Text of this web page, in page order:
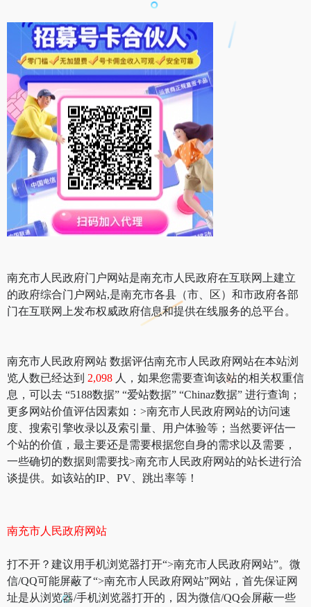
南充市人民政府门户网站是南充市人民政府在互联网上建立
的政府综合门户网站,是南充市各县（市、区）和市政府各部
门在互联网上发布权威政府信息和提供在线服务的总平台。
南充市人民政府网站 数据评估南充市人民政府网站在本站浏
览人数已经达到 2,098 人，如果您需要查询该站的相关权重信
息，可以去 “5188数据” “爱站数据” “Chinaz数据” 进行查询；
更多网站价值评估因素如：>南充市人民政府网站的访问速
度、搜索引擎收录以及索引量、用户体验等；当然要评估一
个站的价值，最主要还是需要根据您自身的需求以及需要，
一些确切的数据则需要找>南充市人民政府网站的站长进行洽
谈提供。如该站的IP、PV、跳出率等！
南充市人民政府网站
打不开？建议用手机浏览器打开“>南充市人民政府网站”。微
信/QQ可能屏蔽了“>南充市人民政府网站”网站，首先保证网
址是从浏览器/手机浏览器打开的，因为微信/QQ会屏蔽一些